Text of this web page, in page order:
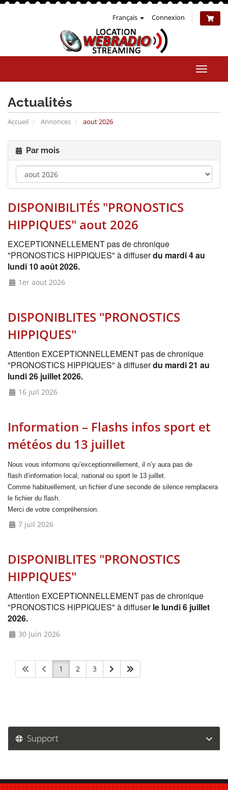
Français Connexion
la
Actualités
Accueil Annonces aout 2026
Par mois
DISPONIBILITÉS "PRONOSTICS
HIPPIQUES" aout 2026
EXCEPTIONNELLEMENT pas de chronique
"PRONOSTICS HIPPIQUES" à diffuserdu mardi 4 au
lundi 10 août 2026.
1er aout 2026
DISPONIBLITES "PRONOSTICS
HIPPIQUES"
Attention EXCEPTIONNELLEMENT pas de chronique
"PRONOSTICS HIPPIQUES" à diffuserdu mardi 21 au
lundi 26 juillet 2026.
16 juil 2026
Information – Flashs infos sport et
météos du 13 juillet
Nous vous informons qu’exceptionnellement, il n’y aura pas de
flash d’information local, national ou sport le 13 juillet.
Comme habituellement, un fichier d’une seconde de silence remplacera
le fichier du flash.
Merci de votre compréhension.
7 juil 2026
DISPONIBLITES "PRONOSTICS
HIPPIQUES"
Attention EXCEPTIONNELLEMENT pas de chronique
"PRONOSTICS HIPPIQUES" à diffuserle lundi 6 juillet
2026.
30 juin 2026
1 2 3
Support